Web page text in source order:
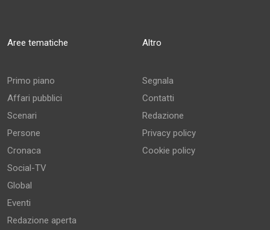
Aree tematiche
Primo piano
Affari pubblici
Scenari
Persone
Cronaca
Social-TV
Global
Eventi
Redazione aperta
Altro
Segnala
Contatti
Redazione
Privacy policy
Cookie policy